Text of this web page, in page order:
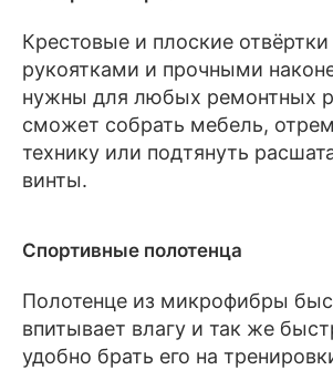
Крестовые и плоские
рукоятками и прочными
нужны для любых ремонтных
сможет собрать мебель,
технику или подтянуть
винты.
Спортивные полотенца
Полотенце из микрофибры
впитывает влагу и так же
удобно брать его на